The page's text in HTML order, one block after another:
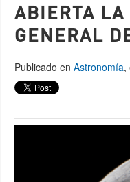
ABIERTA LA
GENERAL
Publicado en Astronomía,